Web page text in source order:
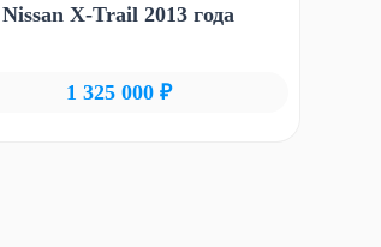
Nissan X-Trail 2013 года
1 325 000 ₽